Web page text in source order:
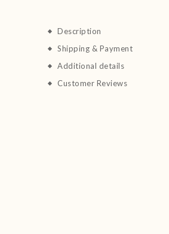
Description
Shipping & Payment
Additional details
Customer Reviews